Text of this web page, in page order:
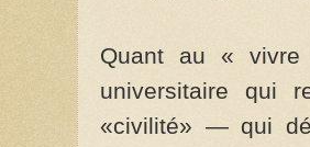
Quant au «
universitaire qui
«civilité» — qui